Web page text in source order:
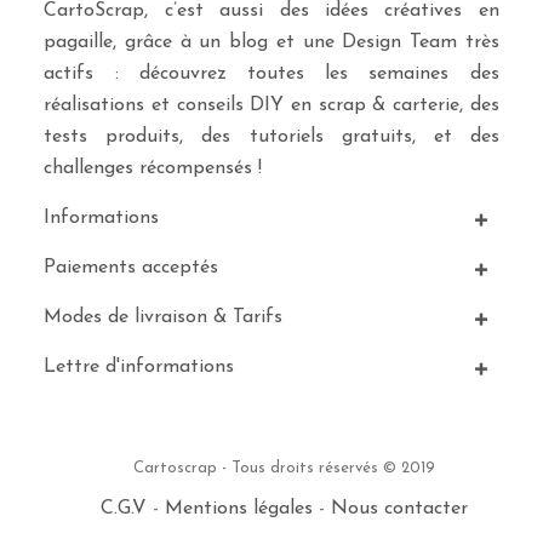
CartoScrap, c’est aussi des idées créatives en
pagaille, grâce à un blog et une Design Team très
actifs : découvrez toutes les semaines des
réalisations et conseils DIY en scrap & carterie, des
tests produits, des tutoriels gratuits, et des
challenges récompensés !
Informations
Paiements acceptés
Modes de livraison & Tarifs
Lettre d'informations
Cartoscrap - Tous droits réservés © 2019
C.G.V - Mentions légales - Nous contacter